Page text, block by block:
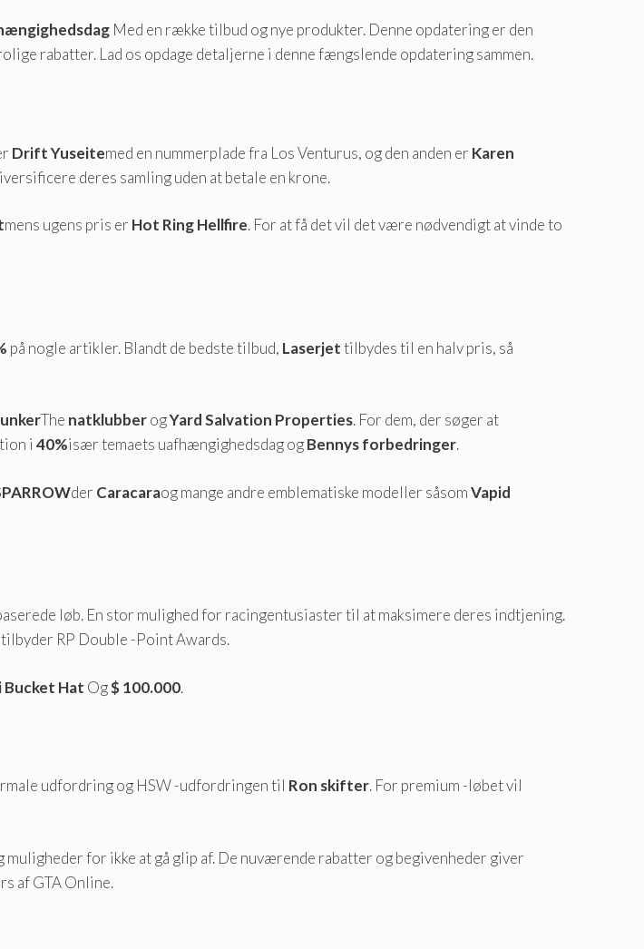
Med en række tilbud og nye produkter. Denne opdatering er den
rabatter. Lad os opdage detaljerne i denne fængslende opdatering sammen.
Drift Yuseitemed en nummerplade fra Los Venturus, og den anden er Karen
deres samling uden at betale en krone.
mens ugens pris er Hot Ring Hellfire. For at få det vil det være nødvendigt at vinde to
på nogle artikler. Blandt de bedste tilbud, Laserjettilbydes til en halv pris, så
The natklubberogYard Salvation Properties. For dem, der søger at
i 40%især temaets uafhængighedsdag ogBennys forbedringer.
der Caracaraog mange andre emblematiske modeller såsomVapid
løb. En stor mulighed for racingentusiaster til at maksimere deres indtjening.
RP Double -Point Awards.
Hat Og$ 100.000.
udfordring og HSW -udfordringen til Ron skifter. For premium -løbet vil
for ikke at gå glip af. De nuværende rabatter og begivenheder giver
af GTA Online.